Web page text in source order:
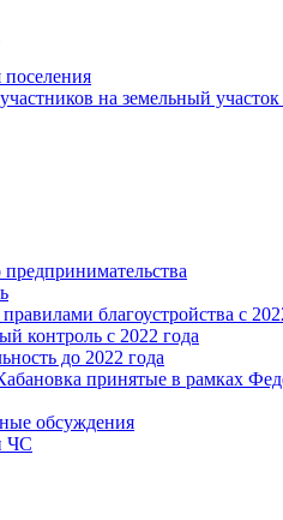
поселения
на земельный участок
благоустройства с
контроль с 2022 года
до 2022 года
принятые в рамках
обсуждения
ЧС